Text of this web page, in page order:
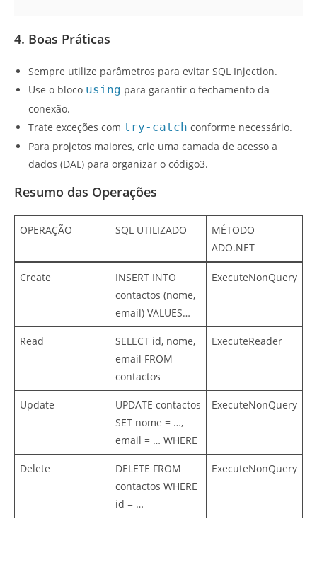
4. Boas Práticas
Sempre utilize parâmetros para evitar SQL Injection.
Use o bloco using para garantir o fechamento da
conexão.
Trate exceções com try-catch conforme necessário.
Para projetos maiores, crie uma camada de acesso a
dados (DAL) para organizar o código3.
Resumo das Operações
OPERAÇÃO SQL UTILIZADO
MÉTODO
ADO.NET
Create
INSERT INTO
contactos (nome,
email) VALUES…
ExecuteNonQuery
Read
SELECT id, nome,
email FROM
contactos
ExecuteReader
Update
UPDATE contactos
SET nome = …,
email = … WHERE
ExecuteNonQuery
Delete
DELETE FROM
contactos WHERE
id = …
ExecuteNonQuery